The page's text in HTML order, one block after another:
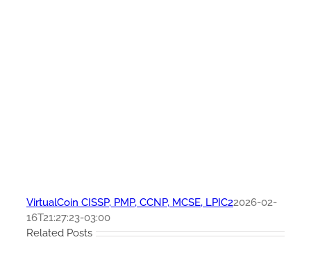
VirtualCoin CISSP, PMP, CCNP, MCSE, LPIC22026-02-
16T21:27:23-03:00
Related Posts